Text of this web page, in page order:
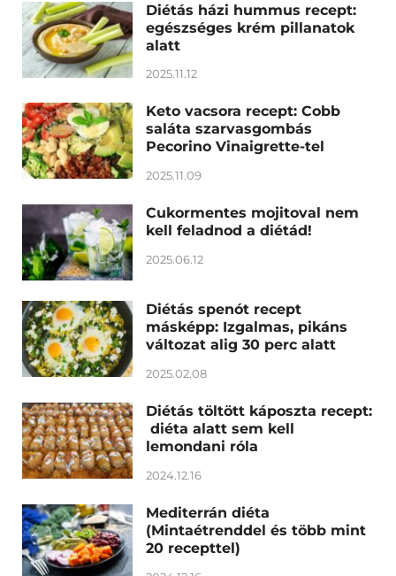
Diétás házi hummus recept:
egészséges krém pillanatok
alatt
2025.11.12
Keto vacsora recept: Cobb
saláta szarvasgombás
Pecorino Vinaigrette-tel
2025.11.09
Cukormentes mojitoval nem
kell feladnod a diétád!
2025.06.12
Diétás spenót recept
másképp: Izgalmas, pikáns
változat alig 30 perc alatt
2025.02.08
Diétás töltött káposzta recept:
diéta alatt sem kell
lemondani róla
2024.12.16
Mediterrán diéta
(Mintaétrenddel és több mint
20 recepttel)